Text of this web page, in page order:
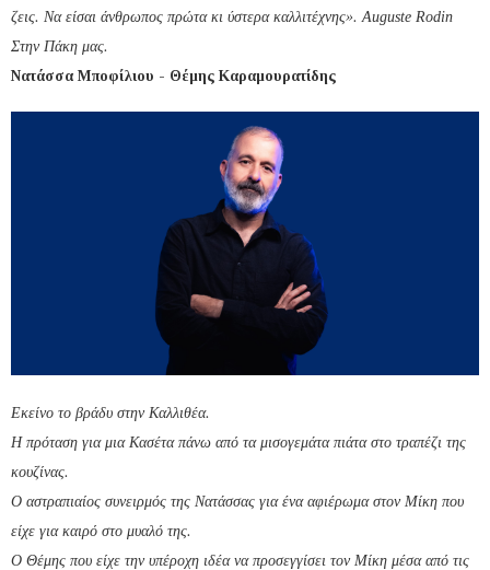
ζεις. Να είσαι άνθρωπος πρώτα κι ύστερα καλλιτέχνης». Auguste Rodin
Στην Πάκη μας.
Νατάσσα Μποφίλιου - Θέμης Καραμουρατίδης
Εκείνο το βράδυ στην Καλλιθέα.
Η πρόταση για μια Κασέτα πάνω από τα μισογεμάτα πιάτα στο τραπέζι της
κουζίνας.
Ο αστραπιαίος συνειρμός της Νατάσσας για ένα αφιέρωμα στον Μίκη που
είχε για καιρό στο μυαλό της.
Ο Θέμης που είχε την υπέροχη ιδέα να προσεγγίσει τον Μίκη μέσα από τις